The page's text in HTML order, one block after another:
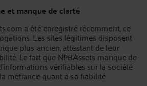
et manque de clarté
a été enregistré récemment, ce
Les sites légitimes disposent
plus ancien, attestant de leur
Le fait que NPBAssets manque de
vérifiables sur la société
méfiance quant à sa fiabilité.